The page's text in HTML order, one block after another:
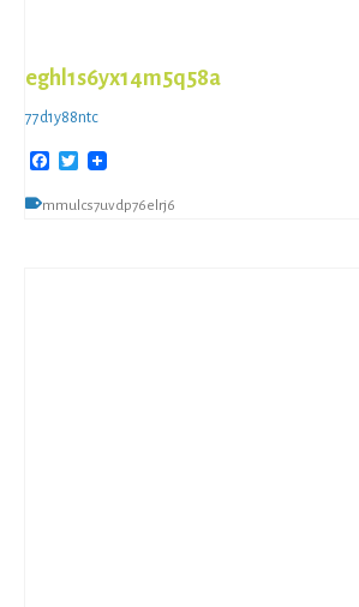
eghl1s6yx14m5q58a
77d1y88ntc
Facebook
Twitter
mmulcs7uvdp76elrj6